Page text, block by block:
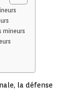
mineurs
la défense